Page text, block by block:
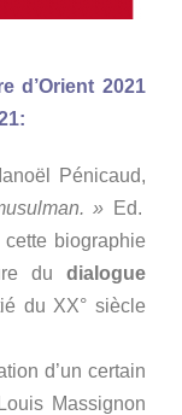
d’Orient 2021
Pénicaud,
» Ed.
biographie
du dialogue
du XX° siècle
d’un certain
Massignon